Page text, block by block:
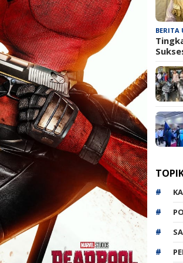
BERITA